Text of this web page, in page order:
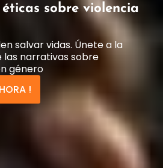
sobre violencia
salvar vidas. Únete a la
narrativas sobre
género
!